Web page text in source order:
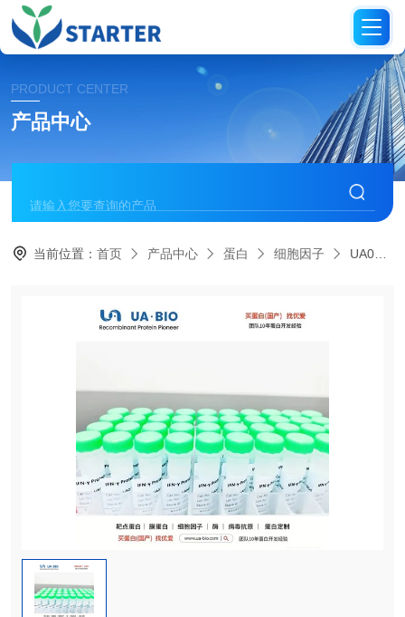
PRODUCT CENTER
产品中心
当前位置：首页 产品中心 蛋白 细胞因子 UA040263小鼠 FGF-6 蛋白